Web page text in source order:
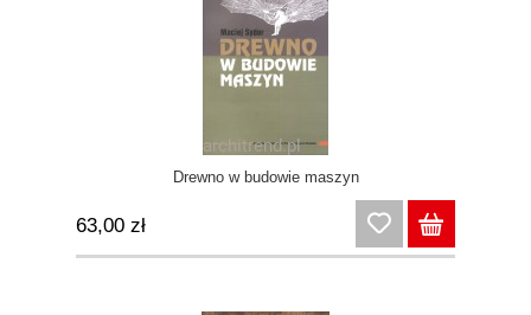
Drewno w budowie maszyn
63,00 zł